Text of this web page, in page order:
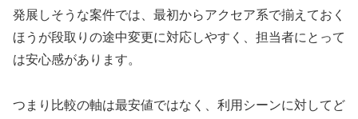
発展しそうな案件では、最初からアクセア系で揃えておく
ほうが段取りの途中変更に対応しやすく、担当者にとって
は安心感があります。
つまり比較の軸は最安値ではなく、利用シーンに対してど